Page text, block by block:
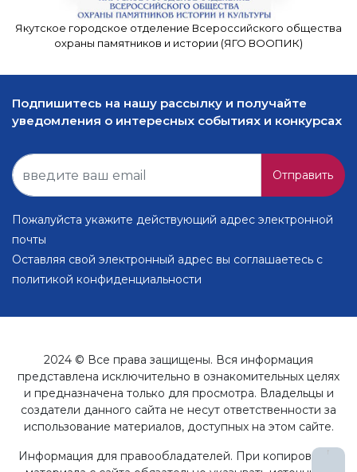
Якутское городское отделение Всероссийского общества
охраны памятников и истории (ЯГО ВООПИК)
Подпишитесь на нашу рассылку и получайте
уведомления о интересных событиях и конкурсах
Отправить
Пожалуйста укажите действующий адрес электронной
почты
Оставляя свой электронный адрес вы соглашаетесь с
политикой конфиденциальности
2024 © Все права защищены. Вся информация
представлена исключительно в ознакомительных целях
и предназначена только для просмотра. Владельцы и
создатели данного сайта не несут ответственности за
использование материалов, доступных на этом сайте.
Информация для правообладателей. При копировании
↑